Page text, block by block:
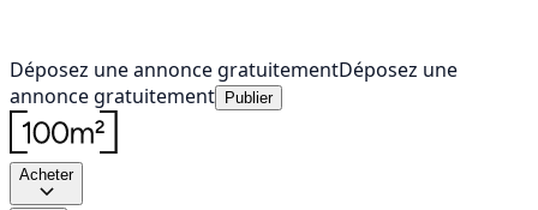
Déposez une annonce gratuitementDéposez une
annonce gratuitement
Publier
Acheter